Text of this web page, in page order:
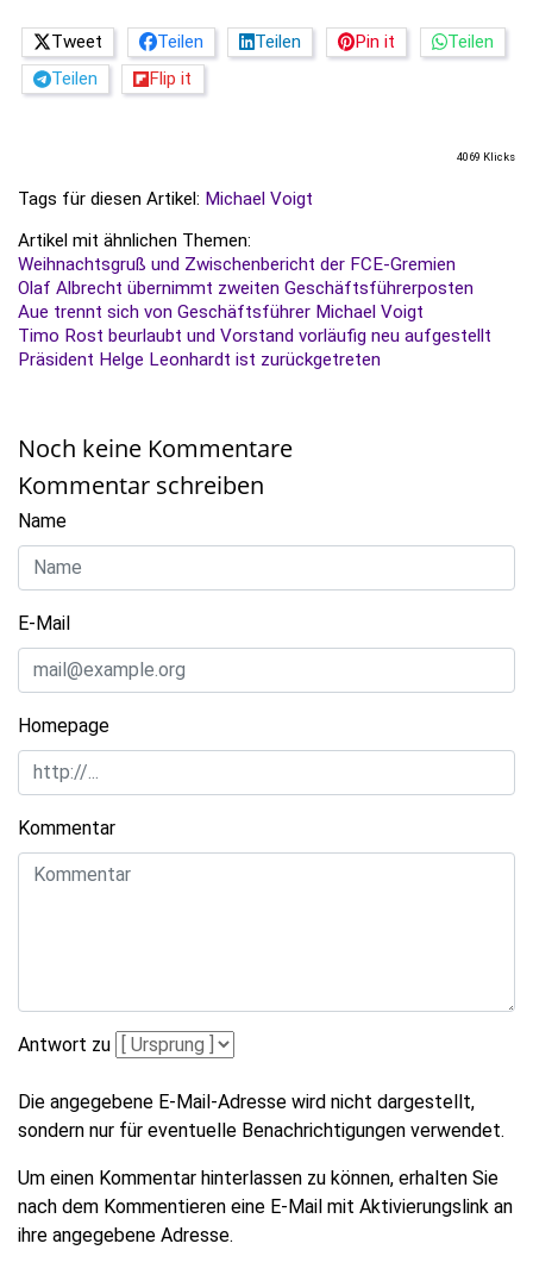
Tweet Teilen Teilen Pin it
Teilen
Teilen
Flip it
4069 Klicks
Tags für diesen Artikel: Michael Voigt
Artikel mit ähnlichen Themen:
Weihnachtsgruß und Zwischenbericht der FCE-Gremien
Olaf Albrecht übernimmt zweiten Geschäftsführerposten
Aue trennt sich von Geschäftsführer Michael Voigt
Timo Rost beurlaubt und Vorstand vorläufig neu aufgestellt
Präsident Helge Leonhardt ist zurückgetreten
Noch keine Kommentare
Kommentar schreiben
Name
E-Mail
Homepage
Kommentar
Antwort zu
Die angegebene E-Mail-Adresse wird nicht dargestellt,
sondern nur für eventuelle Benachrichtigungen verwendet.
Um einen Kommentar hinterlassen zu können, erhalten Sie
nach dem Kommentieren eine E-Mail mit Aktivierungslink an
ihre angegebene Adresse.